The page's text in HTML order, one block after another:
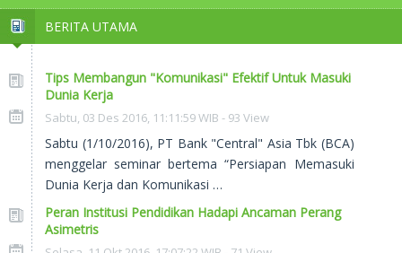
BERITA UTAMA
Tips Membangun "Komunikasi" Efektif Untuk Masuki
Dunia Kerja
Sabtu, 03 Des 2016, 11:11:59 WIB - 93 View
Sabtu (1/10/2016), PT Bank "Central" Asia Tbk (BCA)
menggelar seminar bertema “Persiapan Memasuki
Dunia Kerja dan Komunikasi …
Peran Institusi Pendidikan Hadapi Ancaman Perang
Asimetris